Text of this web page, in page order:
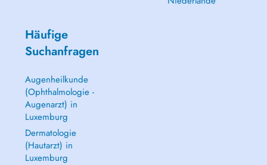
Häufige
Suchanfragen
Augenheilkunde
(Ophthalmologie -
Augenarzt) in
Luxemburg
Dermatologie
(Hautarzt) in
Luxemburg